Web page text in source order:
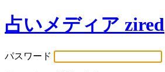
占いメディア zired
パスワード